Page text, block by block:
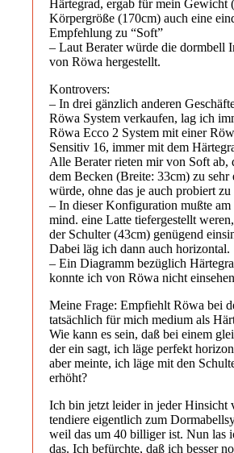
Härtegrad, ergab für mein Gewicht
Körpergröße (170cm) auch eine
Empfehlung zu “Soft”
– Laut Berater würde die dormbell
von Röwa hergestellt.
Kontrovers:
– In drei gänzlich anderen
Röwa System verkaufen, lag ich
Röwa Ecco 2 System mit einer
Sensitiv 16, immer mit dem
Alle Berater rieten mir von Soft ab,
dem Becken (Breite: 33cm) zu sehr
würde, ohne das je auch probiert zu
– In dieser Konfiguration mußte am
mind. eine Latte tiefergestellt
der Schulter (43cm) genügend
Dabei läg ich dann auch horizontal.
– Ein Diagramm bezüglich
konnte ich von Röwa nicht
Meine Frage: Empfiehlt Röwa bei
tatsächlich für mich medium als
Wie kann es sein, daß bei einem
der ein sagt, ich läge perfekt
aber meinte, ich läge mit den
erhöht?
Ich bin jetzt leider in jeder Hinsicht
tendiere eigentlich zum
weil das um 40 billiger ist. Nun las
das. Ich befürchte, daß ich besser